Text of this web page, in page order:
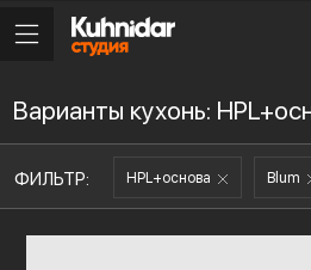
Варианты кухонь:
ФИЛЬТР: HPL+основа Blum